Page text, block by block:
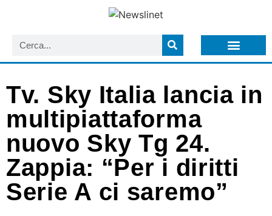
Tv. Sky Italia lancia in
multipiattaforma
nuovo Sky Tg 24.
Zappia: “Per i diritti
Serie A ci saremo”